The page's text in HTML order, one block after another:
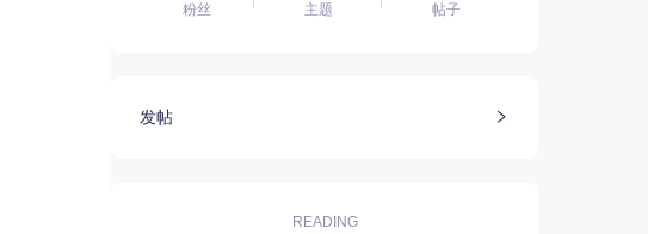
粉丝 主题 帖子
发帖
READING